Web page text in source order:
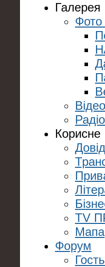
Галерея
Фото
Відео
Корисне
TV
Мапа
Форум